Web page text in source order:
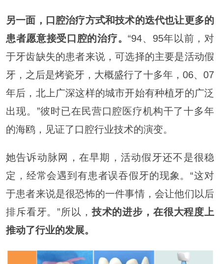
另一面，口腔治疗方式和技术的迭代也让更多的
患者愿意接受口腔的治疗。“94、95年以前，对
于牙齿缺失的患者来说，可选择的主要是活动假
牙，之后是烤瓷牙，大概盛行了十多年，06、07
年后，北上广深这样的城市开始有种植牙的广泛
出现。”彼时已在民营口腔医疗机构干了十多年
的海鸥，见证了口腔行业技术的演变。
她告诉动脉网，在早期，活动假牙还不是很稳
定，经常会遇到有患者误吞假牙的现象。“这对
于患者来说是很恐怖的一件事情，会让他们以后
排斥看牙。”所以， 技术的进步，在很大程度上
推动了行业的发展。